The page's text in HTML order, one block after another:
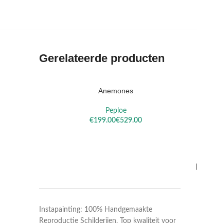
Gerelateerde producten
OPTIES SELECTERENAnemones
Peploe
€
€
Instapainting: 100% Handgemaakte
Reproductie Schilderijen. Top kwaliteit voor